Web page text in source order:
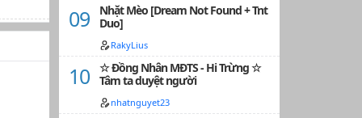
Nhặt Mèo [Dream Not Found + Tnt
Duo]
RakyLius
☆ Đồng Nhân MĐTS - Hi Trừng ☆
Tâm ta duyệt người
nhatnguyet23